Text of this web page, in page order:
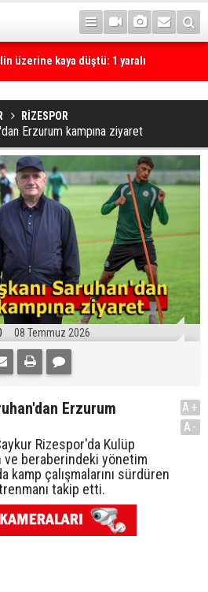
üzerine kaya düştü: 1 yaralı
RİZESPOR
Erzurum kampına ziyaret
08 Temmuz 2026
Erzurum
Rizespor'da Kulüp
ve beraberindeki yönetim
kamp çalışmalarını sürdüren
takip etti.
A+
A-